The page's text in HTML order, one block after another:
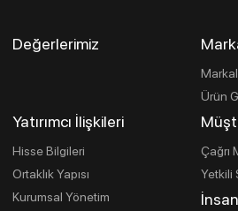
Değerlerimiz
Ürün
Yatırımcı İlişkileri
Hisse Bilgileri
Ortaklık Yapısı
Kurumsal Yönetim
Çağrı
Yetkili